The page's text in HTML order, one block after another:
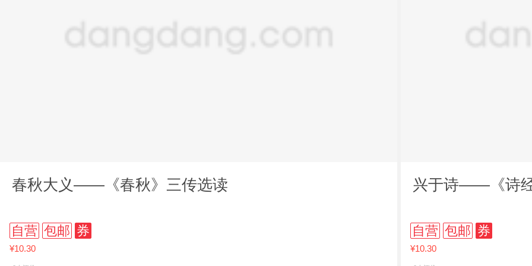
春秋大义——《春秋》三传选读
自营 包邮 券
¥10.30
兴于诗——《诗
自营 包邮 券
¥10.30